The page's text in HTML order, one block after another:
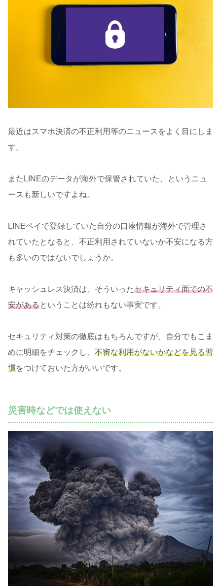
最近はスマホ決済の不正利用等のニュースをよく目にしま
す。
またLINEのデータが海外で保管されていた、というニュ
ースも新しいですよね。
LINEペイで登録していた自分の口座情報が海外で管理さ
れていたとなると、不正利用されていないか不安になる方
も多いのではないでしょうか。
キャッシュレス決済は、そういったセキュリティ面での不
安があるということは紛れもない事実です。
セキュリティ対策の徹底はもちろんですが、自分でもこま
めに明細をチェックし、 不審な利用がないかなどを見る習
慣をつけておいた方がいいです。
災害時などでは使えない